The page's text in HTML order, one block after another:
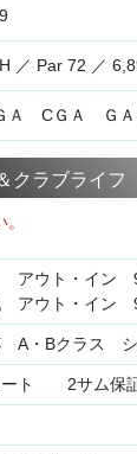
／ Par 72 ／
Ａ CＧＡ ＧＡ
クラブライフ
ウト・イン 9
アウト・イン
A・Bクラス シ
ート 2サム保